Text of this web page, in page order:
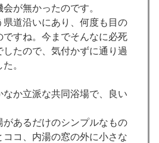
が無かったのです。
県道沿いにあり、何度も目の
ですね。今までそんなに必死
たので、気付かずに通り過
。
か立派な共同浴場で、良い
があるだけのシンプルなもの
ココ、内湯の窓の外に小さな